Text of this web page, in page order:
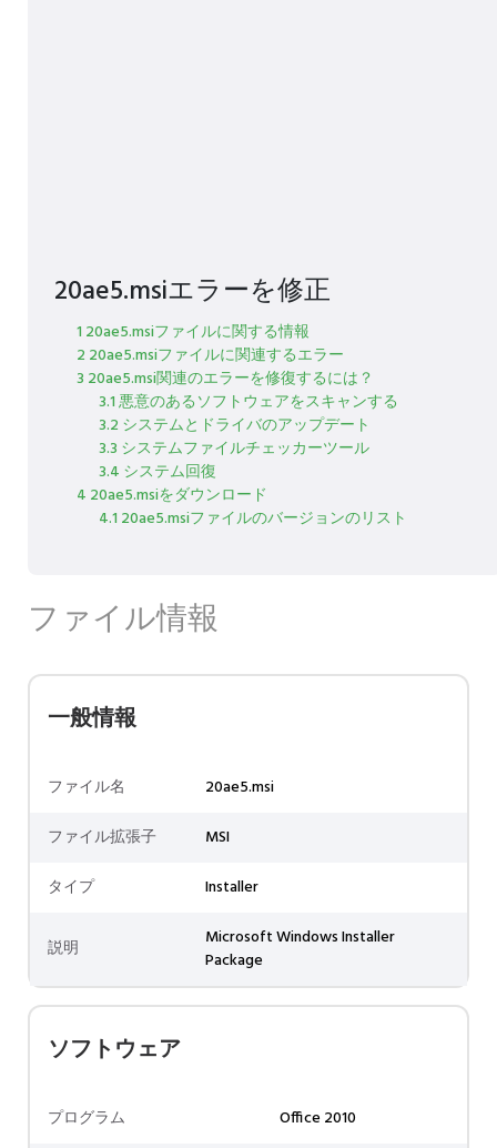
20ae5.msiエラーを修正
1 20ae5.msiファイルに関する情報
2 20ae5.msiファイルに関連するエラー
3 20ae5.msi関連のエラーを修復するには？
3.1 悪意のあるソフトウェアをスキャンする
3.2 システムとドライバのアップデート
3.3 システムファイルチェッカーツール
3.4 システム回復
4 20ae5.msiをダウンロード
4.1 20ae5.msiファイルのバージョンのリスト
ファイル情報
一般情報
ファイル名
20ae5.msi
ファイル拡張子
MSI
タイプ
Installer
説明
Microsoft Windows Installer
Package
ソフトウェア
プログラム Office 2010